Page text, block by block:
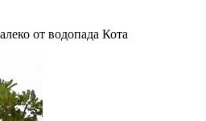
от водопада Кота